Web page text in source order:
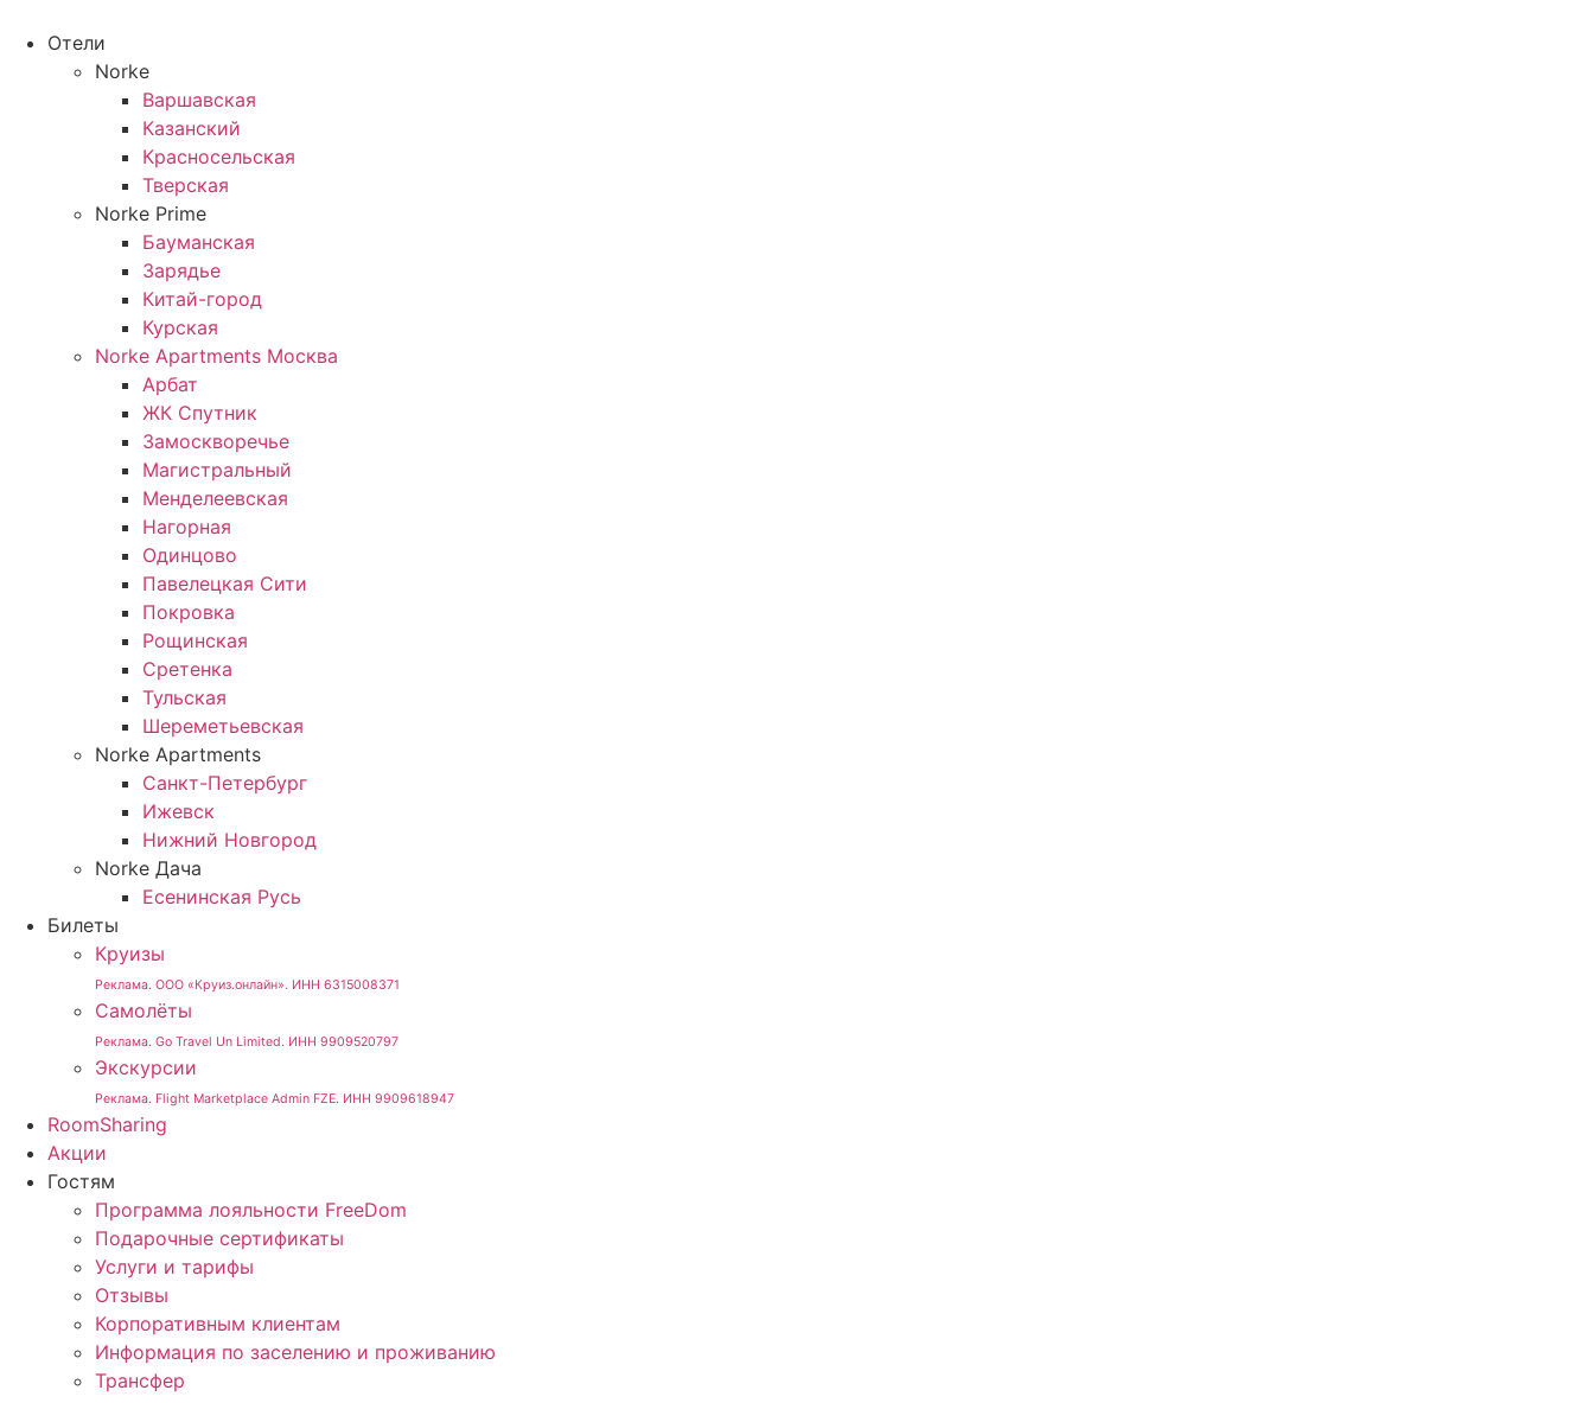
содержимому
Отели
Norke
Варшавская
Казанский
Красносельская
Тверская
Norke Prime
Бауманская
Зарядье
Китай-город
Курская
Norke Apartments Москва
Арбат
ЖК Спутник
Замоскворечье
Магистральный
Менделеевская
Нагорная
Одинцово
Павелецкая Сити
Покровка
Рощинская
Сретенка
Тульская
Шереметьевская
Norke Apartments
Санкт-Петербург
Ижевск
Нижний Новгород
Norke Дача
Есенинская Русь
Билеты
Круизы
Реклама. ООО «Круиз.онлайн». ИНН 6315008371
Самолёты
Реклама. Go Travel Un Limited. ИНН 9909520797
Экскурсии
Реклама. Flight Marketplace Admin FZE. ИНН 9909618947
RoomSharing
Акции
Гостям
Программа лояльности FreeDom
Подарочные сертификаты
Услуги и тарифы
Отзывы
Корпоративным клиентам
Информация по заселению и проживанию
Трансфер